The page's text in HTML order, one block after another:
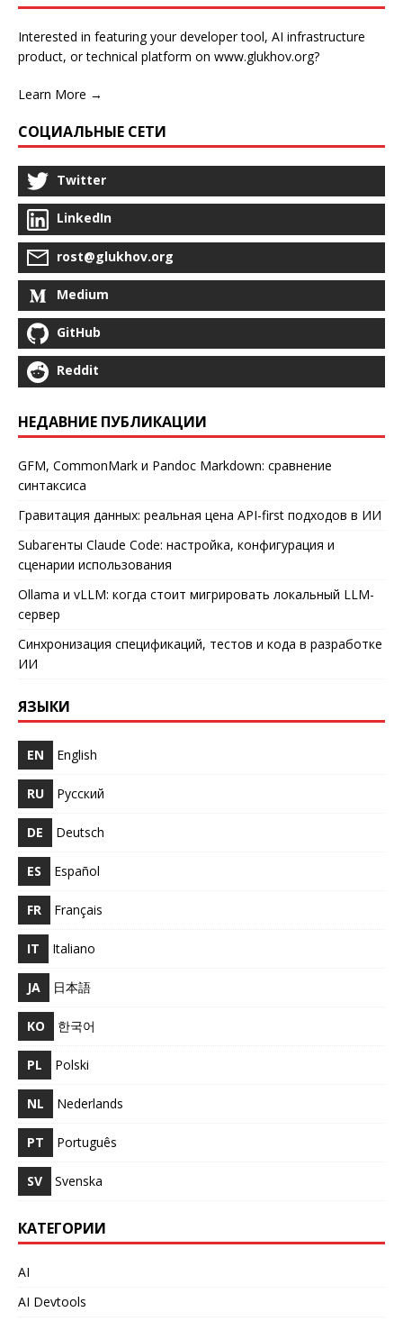
Interested in featuring your developer tool, AI infrastructure
product, or technical platform on www.glukhov.org?
Learn More →
СОЦИАЛЬНЫЕ СЕТИ
Twitter
LinkedIn
rost@glukhov.org
Medium
GitHub
Reddit
НЕДАВНИЕ ПУБЛИКАЦИИ
GFM, CommonMark и Pandoc Markdown: сравнение
синтаксиса
Гравитация данных: реальная цена API-first подходов в ИИ
Subагенты Claude Code: настройка, конфигурация и
сценарии использования
Ollama и vLLM: когда стоит мигрировать локальный LLM-
сервер
Синхронизация спецификаций, тестов и кода в разработке
ИИ
ЯЗЫКИ
EN English
RU Русский
DE Deutsch
ES Español
FR Français
IT Italiano
JA 日本語
KO 한국어
PL Polski
NL Nederlands
PT Português
SV Svenska
КАТЕГОРИИ
AI
AI Devtools